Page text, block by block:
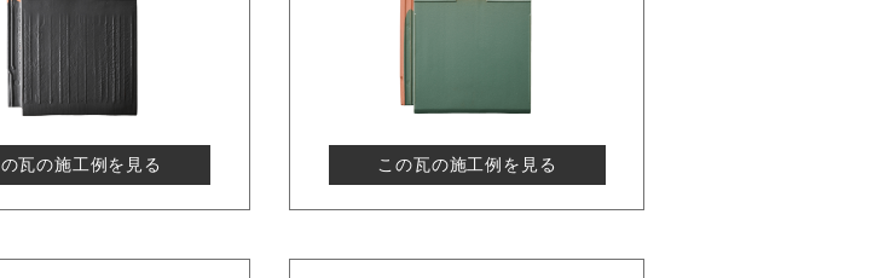
瓦の施工例を見る この瓦の施工例を見る